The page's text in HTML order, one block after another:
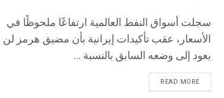
سجلت أسواق النفط العالمية ارتفاعًا ملحوظًا في
الأسعار، عقب تأكيدات إيرانية بأن مضيق هرمز لن
يعود إلى وضعه السابق بالنسبة ...
READ MORE